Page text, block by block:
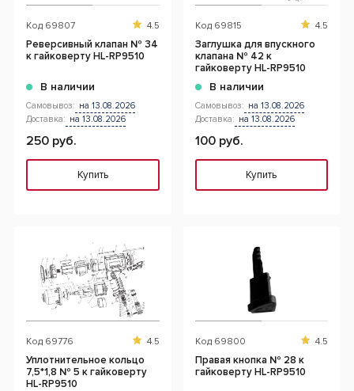
Код 69807 4.5
Реверсивный клапан № 34
к гайковерту HL-RP9510
В наличии
Самовывоз: на 13.08.2026
Доставка: на 13.08.2026
250 руб.
Купить
Код 69815 4.5
Заглушка для впускного
клапана № 42 к
гайковерту HL-RP9510
В наличии
Самовывоз: на 13.08.2026
Доставка: на 13.08.2026
100 руб.
Купить
Код 69776 4.5
Уплотнительное кольцо
7,5*1,8 № 5 к гайковерту
HL-RP9510
Код 69800 4.5
Правая кнопка № 28 к
гайковерту HL-RP9510